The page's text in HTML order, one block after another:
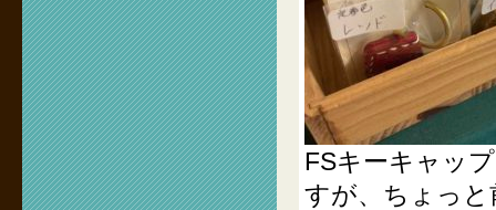
FSキーキャッ
すが、ちょっ